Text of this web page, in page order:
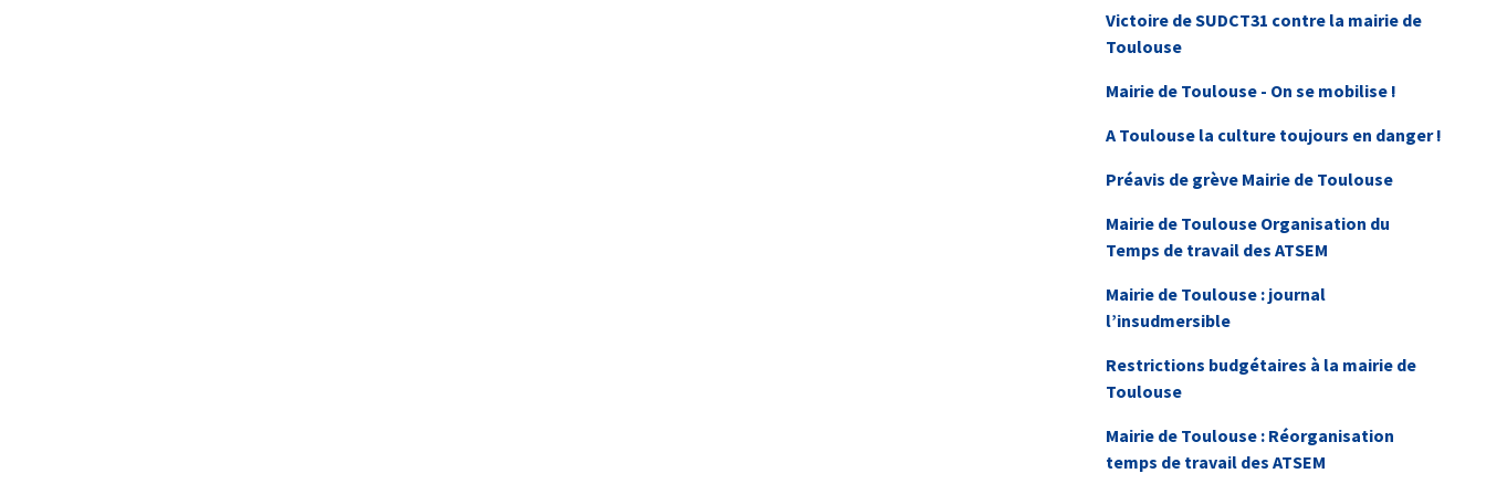
Victoire de SUDCT31 contre la mairie de
Toulouse
Mairie de Toulouse - On se mobilise !
A Toulouse la culture toujours en danger !
Préavis de grève Mairie de Toulouse
Mairie de Toulouse Organisation du
Temps de travail des ATSEM
Mairie de Toulouse : journal
l’insudmersible
Restrictions budgétaires à la mairie de
Toulouse
Mairie de Toulouse : Réorganisation
temps de travail des ATSEM